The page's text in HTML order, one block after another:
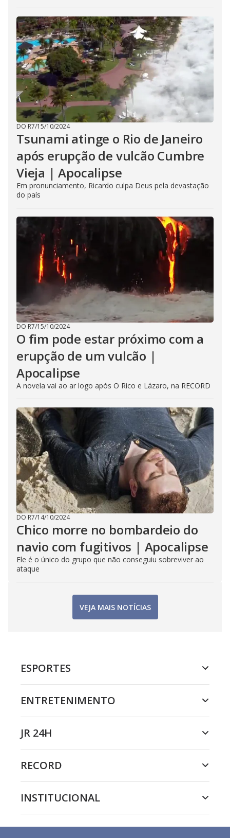
DO R7/15/10/2024
Tsunami atinge o Rio de Janeiro
após erupção de vulcão Cumbre
Vieja | Apocalipse
Em pronunciamento, Ricardo culpa Deus pela devastação
do país
DO R7/15/10/2024
O fim pode estar próximo com a
erupção de um vulcão |
Apocalipse
A novela vai ao ar logo após O Rico e Lázaro, na RECORD
DO R7/14/10/2024
Chico morre no bombardeio do
navio com fugitivos | Apocalipse
Ele é o único do grupo que não conseguiu sobreviver ao
ataque
VEJA MAIS NOTÍCIAS
ESPORTES
ENTRETENIMENTO
JR 24H
RECORD
INSTITUCIONAL